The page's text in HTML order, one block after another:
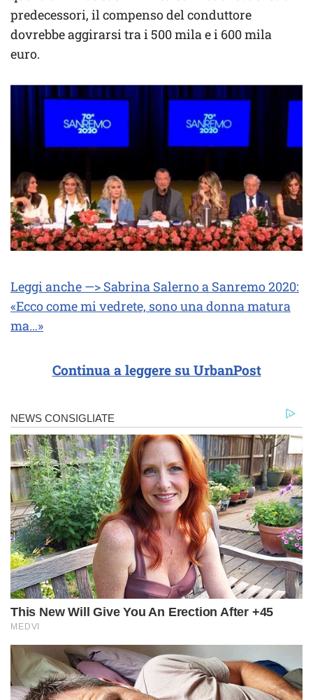
predecessori, il compenso del conduttore
dovrebbe aggirarsi tra i 500 mila e i 600 mila
euro.
Leggi anche —> Sabrina Salerno a Sanremo 2020:
«Ecco come mi vedrete, sono una donna matura
ma…»
Continua a leggere su UrbanPost